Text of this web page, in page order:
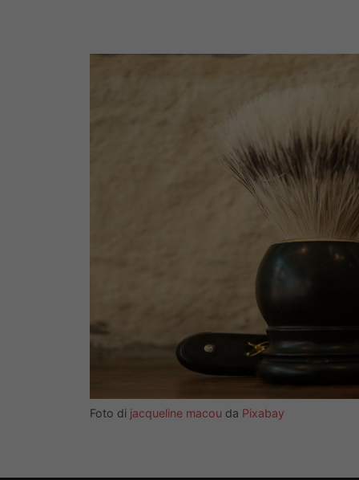
Foto di jacqueline macou da Pixabay